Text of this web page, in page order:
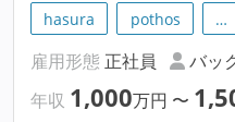
hasura
pothos …
雇用形態 正社員 バッ
年収 1,000万円 〜